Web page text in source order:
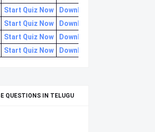
Start Quiz Now
Download now
Start Quiz Now
Download now
Start Quiz Now
Download now
Start Quiz Now Download now
QUESTIONS IN TELUGU